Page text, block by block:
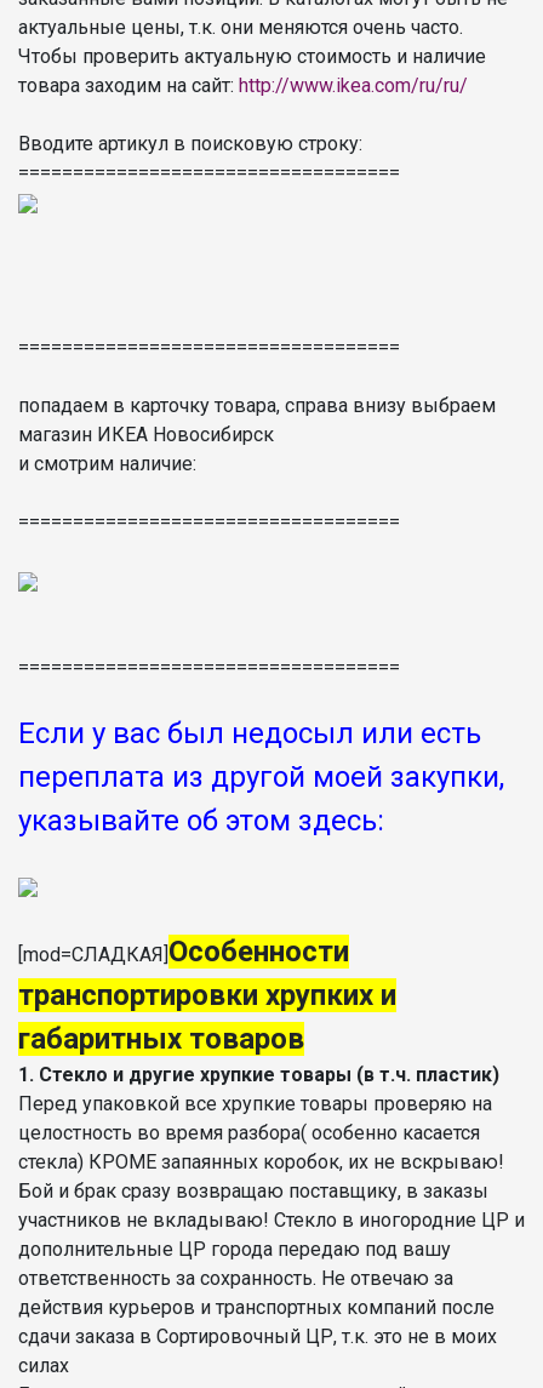
актуальные цены, т.к. они меняются очень часто.
Чтобы проверить актуальную стоимость и наличие
товара заходим на сайт: http://www.ikea.com/ru/ru/
Вводите артикул в поисковую строку:
===================================
===================================
попадаем в карточку товара, справа внизу выбраем
магазин ИКЕА Новосибирск
и смотрим наличие:
===================================
===================================
Если у вас был недосыл или есть
переплата из другой моей закупки,
указывайте об этом здесь:
[mod=СЛАДКАЯ]Особенности
транспортировки хрупких и
габаритных товаров
1. Стекло и другие хрупкие товары (в т.ч. пластик)
Перед упаковкой все хрупкие товары проверяю на
целостность во время разбора( особенно касается
стекла) КРОМЕ запаянных коробок, их не вскрываю!
Бой и брак сразу возвращаю поставщику, в заказы
участников не вкладываю! Стекло в иногородние ЦР и
дополнительные ЦР города передаю под вашу
ответственность за сохранность. Не отвечаю за
действия курьеров и транспортных компаний после
сдачи заказа в Сортировочный ЦР, т.к. это не в моих
силах